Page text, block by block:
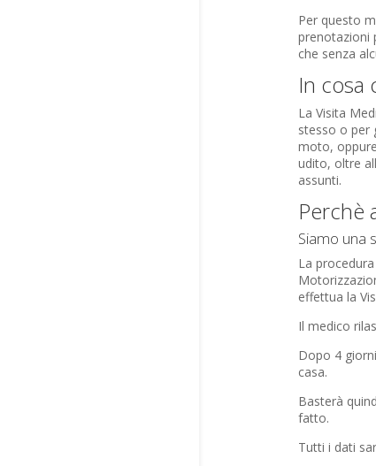
Per questo
prenotazioni
che senza
In cosa
La Visita
stesso o per
moto,
udito, oltre
assunti.
Perchè
Siamo una
La
effettua la
Il medico
Dopo 4
casa.
Basterà
fatto.
Tutti i dati